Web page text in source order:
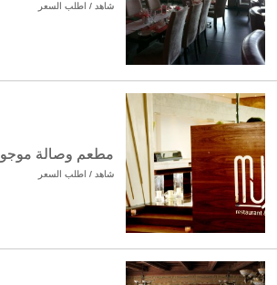
شاهد / اطلب السعر
مطعم وصالة موجو
شاهد / اطلب السعر